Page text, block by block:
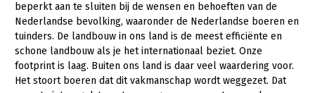
Schapenhouderij
Varkenshouderij
Vleesveehouderij
Plant
beperkt aan te sluiten bij de wensen en behoeften van de
Nederlandse bevolking, waaronder de Nederlandse boeren en
tuinders. De landbouw in ons land is de meest efficiënte en
schone landbouw als je het internationaal beziet. Onze
footprint is laag. Buiten ons land is daar veel waardering voor.
Het stoort boeren dat dit vakmanschap wordt weggezet. Dat